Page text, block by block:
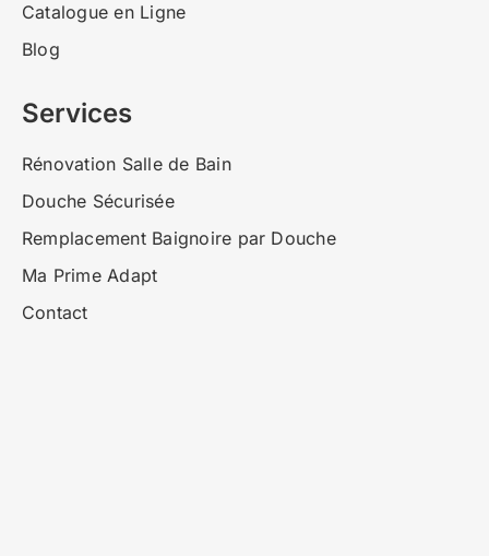
Catalogue en Ligne
Blog
Services
Rénovation Salle de Bain
Douche Sécurisée
Remplacement Baignoire par Douche
Ma Prime Adapt
Contact